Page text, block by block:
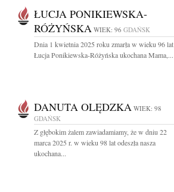
ŁUCJA PONIKIEWSKA-
RÓŻYŃSKA WIEK: 96 GDAŃSK
Dnia 1 kwietnia 2025 roku zmarła w wieku 96 lat
Łucja Ponikiewska-Różyńska ukochana Mama,...
DANUTA OLĘDZKA WIEK: 98
GDAŃSK
Z głębokim żalem zawiadamiamy, że w dniu 22
marca 2025 r. w wieku 98 lat odeszła nasza
ukochana...